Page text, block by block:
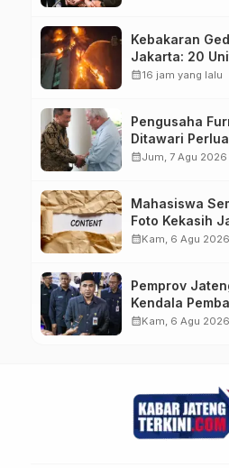
Kebakaran
Jakarta: 20
Bronto Skylift
calendar_month16 jam yang lalu
Pengusaha
Ditawari
Hingga ke IKN
calendar_monthJum, 7 Agu 2026
Mahasiswa
Foto Kekasih
karena Sakit
calendar_monthKam, 6 Agu 2026
Pemprov
Kendala
Tengah
calendar_monthKam, 6 Agu 2026